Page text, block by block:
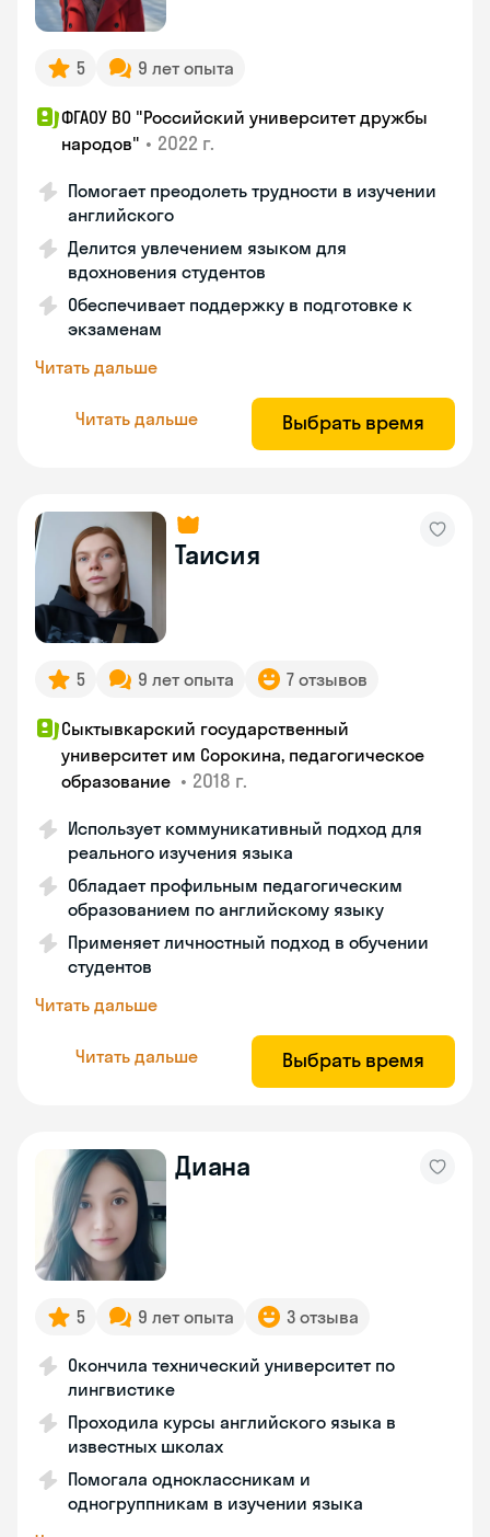
5 9 лет опыта
ФГАОУ ВО "Российский университет дружбы
народов" • 2022 г.
Помогает преодолеть трудности в изучении
английского
Делится увлечением языком для
вдохновения студентов
Обеспечивает поддержку в подготовке к
экзаменам
Читать дальше
Читать дальше Выбрать время
Таисия
5 9 лет опыта 7 отзывов
Сыктывкарский государственный
университет им Сорокина, педагогическое
образование • 2018 г.
Использует коммуникативный подход для
реального изучения языка
Обладает профильным педагогическим
образованием по английскому языку
Применяет личностный подход в обучении
студентов
Читать дальше
Читать дальше Выбрать время
Диана
5 9 лет опыта 3 отзыва
Окончила технический университет по
лингвистике
Проходила курсы английского языка в
известных школах
Помогала одноклассникам и
одногруппникам в изучении языка